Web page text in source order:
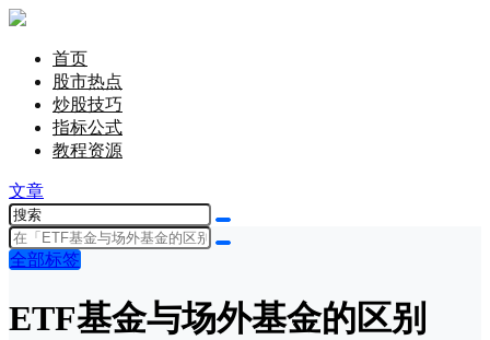
首页
股市热点
炒股技巧
指标公式
教程资源
文章
全部标签
ETF基金与场外基金的区别